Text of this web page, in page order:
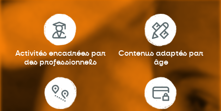
Activités encadrées par
des professionnels
Contenus adaptés par
âge